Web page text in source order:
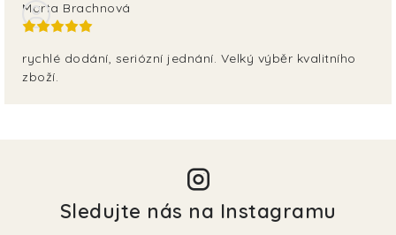
Marta Brachnová
rychlé dodání, seriózní jednání. Velký výběr kvalitního
zboží.
Sledujte nás na Instagramu